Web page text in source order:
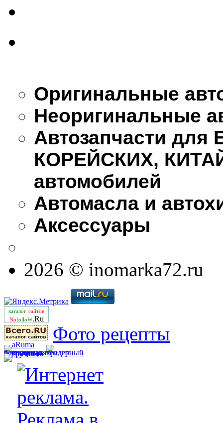
Оригинальные
Неоригинальные
Автозапчасти
КОРЕЙСКИХ,
автомобилей
Автомасла и
Аксессуары
2026 © inomarka72.ru
каталог сайтов
NofolloW.Ru
Фото рецепты